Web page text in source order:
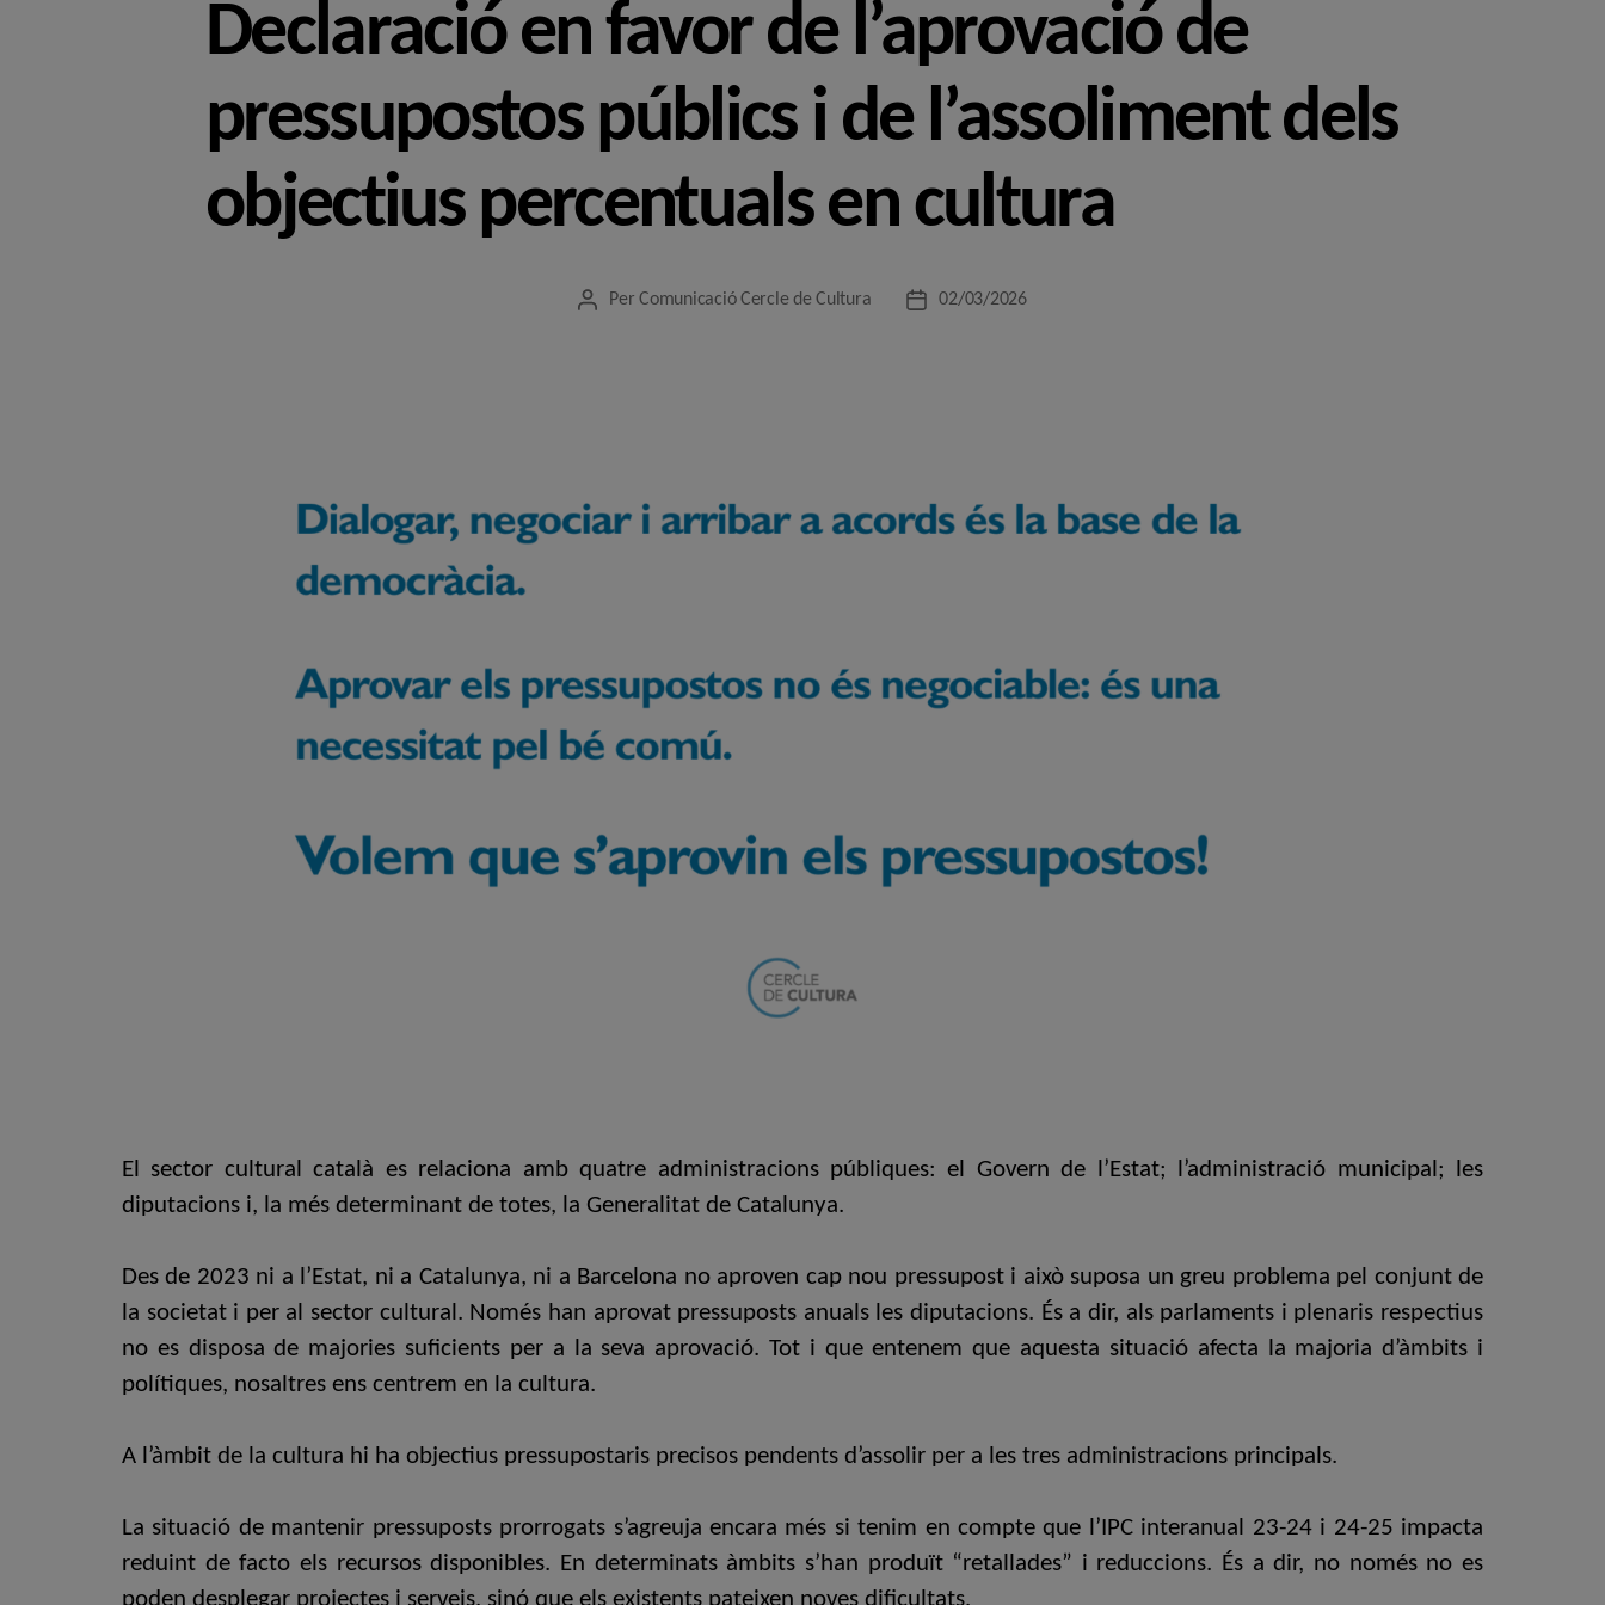
Declaració en favor de l’aprovació de
pressupostos públics i de l’assoliment dels
objectius percentuals en cultura
Autor
PerComunicació Cercle de Cultura
Data02/03/2026
El sector cultural català es relaciona amb quatre administracions públiques: el Govern de l’Estat; l’administració municipal; les
diputacions i, la més determinant de totes, la Generalitat de Catalunya.
Des de 2023 ni a l’Estat, ni a Catalunya, ni a Barcelona no aproven cap nou pressupost i això suposa un greu problema pel conjunt de
la societat i per al sector cultural. Només han aprovat pressuposts anuals les diputacions. És a dir, als parlaments i plenaris respectius
no es disposa de majories suficients per a la seva aprovació. Tot i que entenem que aquesta situació afecta la majoria d’àmbits i
polítiques, nosaltres ens centrem en la cultura.
A l’àmbit de la cultura hi ha objectius pressupostaris precisos pendents d’assolir per a les tres administracions principals.
La situació de mantenir pressuposts prorrogats s’agreuja encara més si tenim en compte que l’IPC interanual 23-24 i 24-25 impacta
reduint de facto els recursos disponibles. En determinats àmbits s’han produït “retallades” i reduccions. És a dir, no només no es
poden desplegar projectes i serveis, sinó que els existents pateixen noves dificultats.